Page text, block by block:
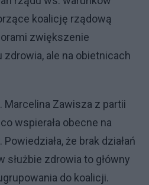
koalicję rządową
zwiększenie
ale na obietnicach
Marcelina Zawisza z partii
wspierała obecne na
że brak działań
służbie zdrowia to główny
do koalicji.